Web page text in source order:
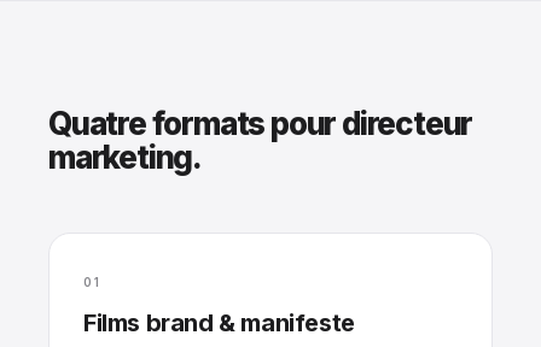
Quatre formats pour directeur
marketing.
01
Films brand & manifeste